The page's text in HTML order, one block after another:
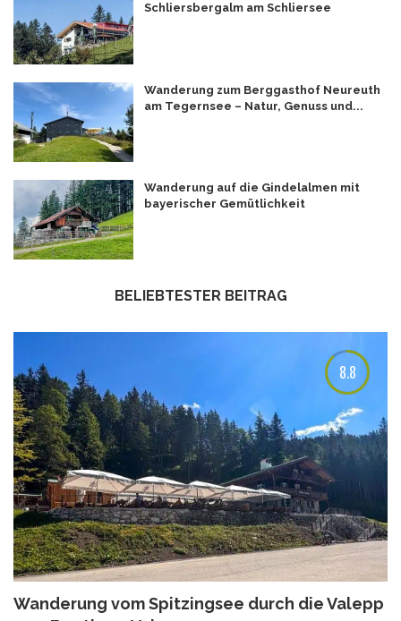
Schliersbergalm am Schliersee
Wanderung zum Berggasthof Neureuth
am Tegernsee – Natur, Genuss und...
Wanderung auf die Gindelalmen mit
bayerischer Gemütlichkeit
BELIEBTESTER BEITRAG
8.8
Wanderung vom Spitzingsee durch die Valepp